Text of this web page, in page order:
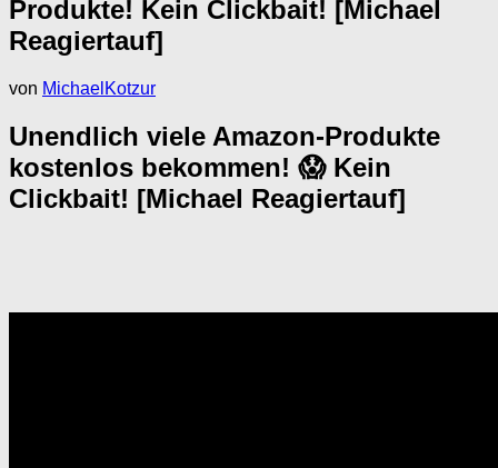
Produkte! Kein Clickbait! [Michael
Reagiertauf]
von MichaelKotzur
Unendlich viele Amazon-Produkte
kostenlos bekommen! 😱 Kein
Clickbait! [Michael Reagiertauf]